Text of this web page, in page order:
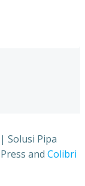
Solusi Pipa
and Colibri